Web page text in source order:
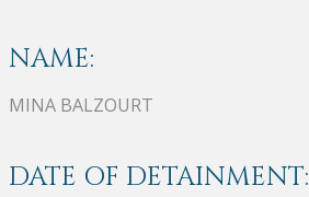
NAME:
MINA BALZOURT
DATE OF DETAINMENT: